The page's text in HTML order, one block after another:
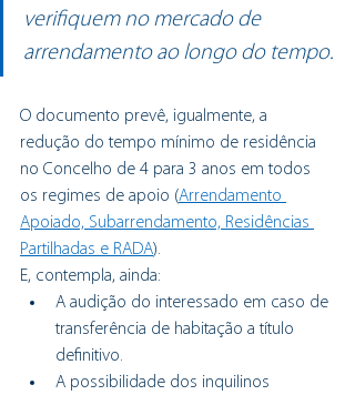
verifiquem no mercado de
arrendamento ao longo do tempo.
O documento prevê, igualmente, a
redução do tempo mínimo de residência
no Concelho de 4 para 3 anos em todos
os regimes de apoio (Arrendamento
Apoiado, Subarrendamento, Residências
Partilhadas e RADA).
E, contempla, ainda:
A audição do interessado em caso de
transferência de habitação a título
definitivo.
A possibilidade dos inquilinos